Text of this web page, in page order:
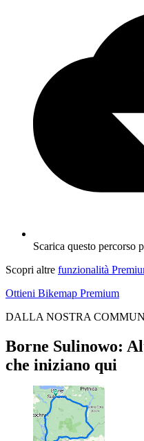
Scarica questo percorso
Scopri altre funzionalità
Ottieni Bikemap Premium
DALLA NOSTRA
Borne Sulinowo:
che iniziano qui